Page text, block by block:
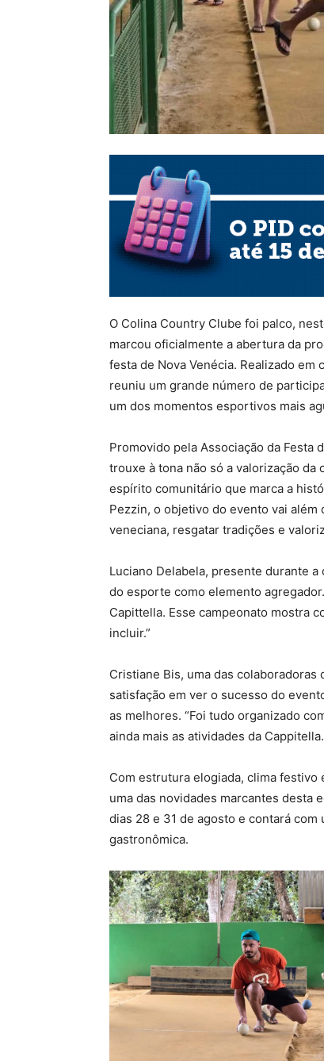
O Colina Country Clube foi palco,
marcou oficialmente a abertura da
festa de Nova Venécia. Realizado
reuniu um grande número de
um dos momentos esportivos mais
Promovido pela Associação da Festa
trouxe à tona não só a valorização
espírito comunitário que marca a
Pezzin, o objetivo do evento vai além
veneciana, resgatar tradições e
Luciano Delabela, presente durante
do esporte como elemento
Capittella. Esse campeonato mostra
incluir.”
Cristiane Bis, uma das
satisfação em ver o sucesso do
as melhores. “Foi tudo organizado
ainda mais as atividades da
Com estrutura elogiada, clima festivo
uma das novidades marcantes desta
dias 28 e 31 de agosto e contará
gastronômica.